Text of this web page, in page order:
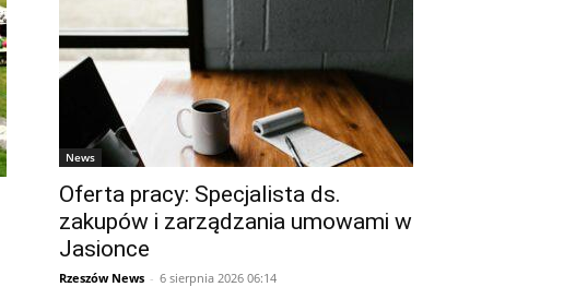
News
Oferta pracy: Specjalista ds.
zakupów i zarządzania umowami w
Jasionce
Rzeszów News - 6 sierpnia 2026 06:14